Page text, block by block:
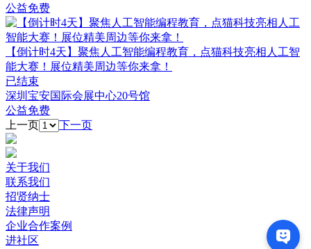
公益免费
【倒计时4天】聚焦人工智能编程教育，点猫科技亮相人工智
能大赛！展位精美周边等你来拿！
已结束
深圳宝安国际会展中心20号馆
公益免费
上一页
下一页
关于我们
联系我们
招贤纳士
法律声明
企业合作案例
进社区